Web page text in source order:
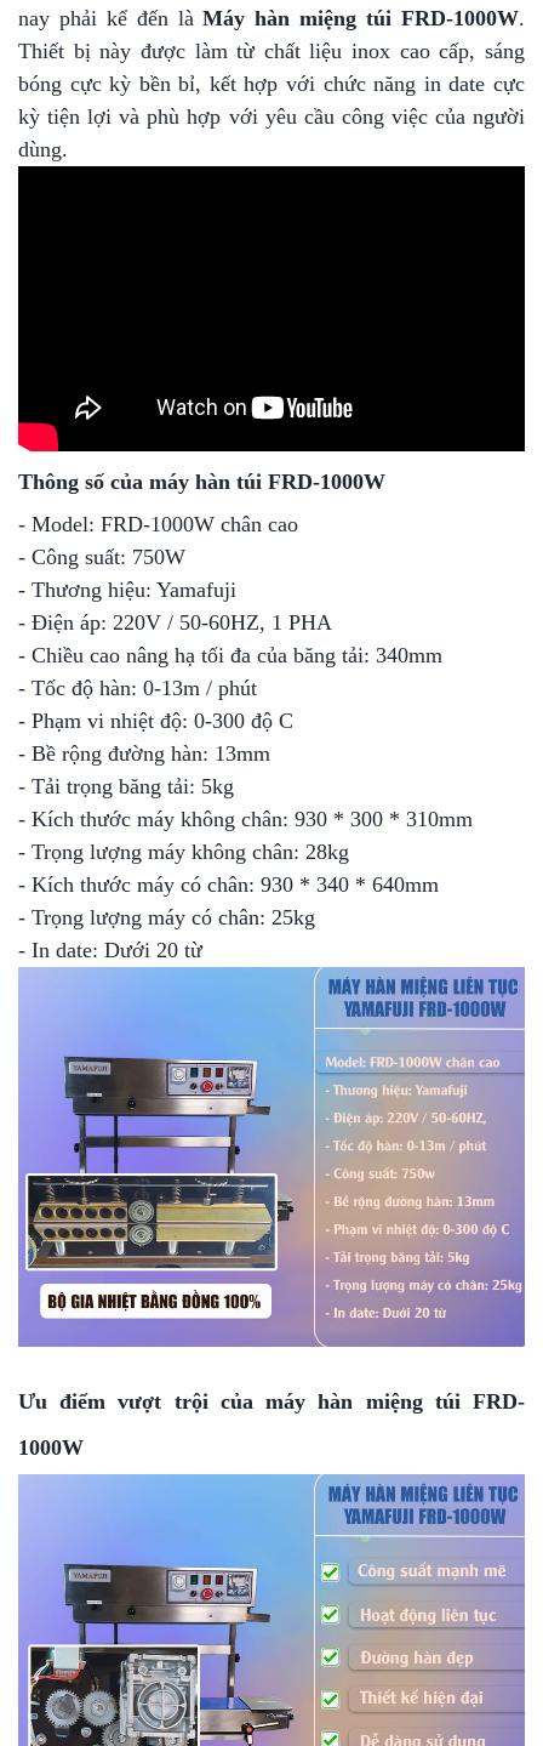
nay phải kể đến làMáy hàn miệng túi FRD-1000W.
Thiết bị này được làm từ chất liệu inox cao cấp, sáng
bóng cực kỳ bền bỉ, kết hợp với chức năng in date cực
kỳ tiện lợi và phù hợp với yêu cầu công việc của người
dùng.
Thông số của máy hàn túi FRD-1000W
- Model: FRD-1000W chân cao
- Công suất: 750W
- Thương hiệu: Yamafuji
- Điện áp: 220V / 50-60HZ, 1 PHA
- Chiều cao nâng hạ tối đa của băng tải: 340mm
- Tốc độ hàn: 0-13m / phút
- Phạm vi nhiệt độ: 0-300 độ C
- Bề rộng đường hàn: 13mm
- Tải trọng băng tải: 5kg
- Kích thước máy không chân: 930 * 300 * 310mm
- Trọng lượng máy không chân: 28kg
- Kích thước máy có chân: 930 * 340 * 640mm
- Trọng lượng máy có chân: 25kg
- In date: Dưới 20 từ
Ưu điểm vượt trội của máy hàn miệng túi FRD-
1000W